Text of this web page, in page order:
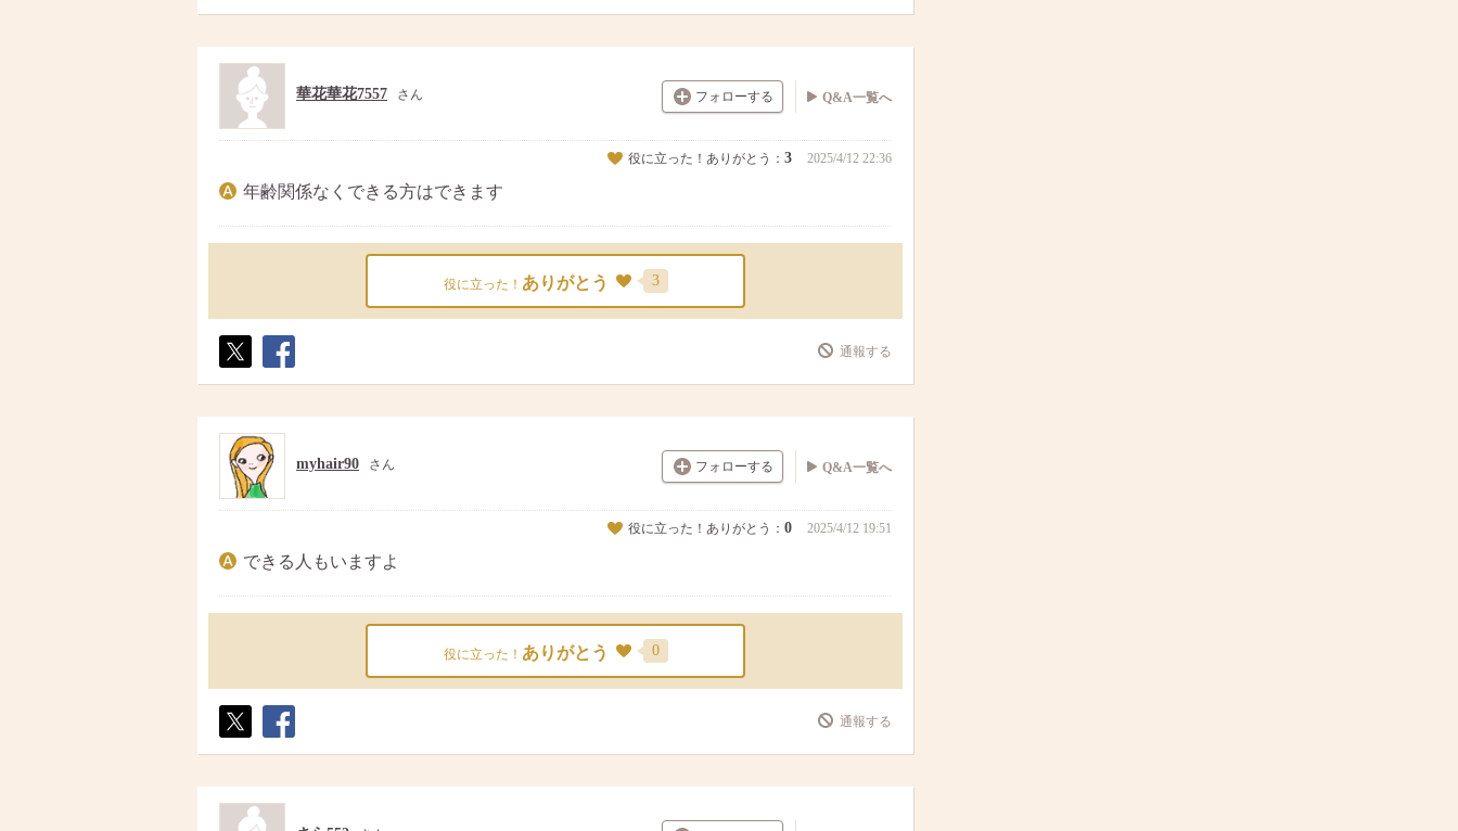
ト
ア
フォローする
華花華花7557 さん Q&A一覧へ
役に立った！ありがとう： 3 2025/4/12 22:36
年齢関係なくできる方はできます
役に立った！ ありがとう 3
ト
ア
通報する
フォローする
myhair90 さん Q&A一覧へ
役に立った！ありがとう： 0 2025/4/12 19:51
できる人もいますよ
役に立った！ ありがとう 0
ト
ア
通報する